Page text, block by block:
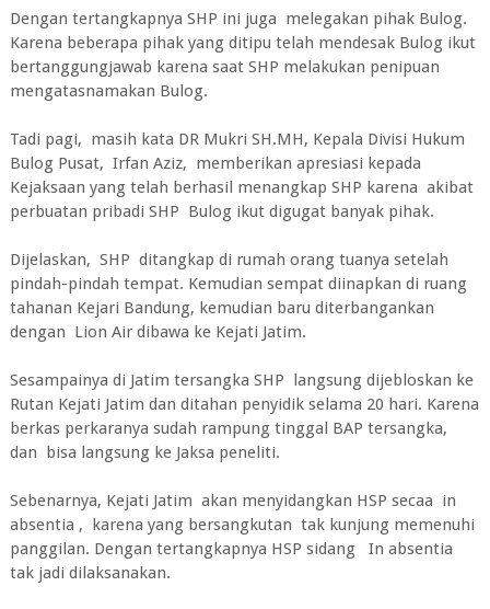
Dengan tertangkapnya SHP ini juga melegakan pihak Bulog.
Karena beberapa pihak yang ditipu telah mendesak Bulog ikut
bertanggungjawab karena saat SHP melakukan penipuan
mengatasnamakan Bulog.
Tadi pagi, masih kata DR Mukri SH.MH, Kepala Divisi Hukum
Bulog Pusat, Irfan Aziz, memberikan apresiasi kepada
Kejaksaan yang telah berhasil menangkap SHP karena akibat
perbuatan pribadi SHP Bulog ikut digugat banyak pihak.
Dijelaskan, SHP ditangkap di rumah orang tuanya setelah
pindah-pindah tempat. Kemudian sempat diinapkan di ruang
tahanan Kejari Bandung, kemudian baru diterbangankan
dengan Lion Air dibawa ke Kejati Jatim.
Sesampainya di Jatim tersangka SHP langsung dijebloskan ke
Rutan Kejati Jatim dan ditahan penyidik selama 20 hari. Karena
berkas perkaranya sudah rampung tinggal BAP tersangka,
dan bisa langsung ke Jaksa peneliti.
Sebenarnya, Kejati Jatim akan menyidangkan HSP secaa in
absentia , karena yang bersangkutan tak kunjung memenuhi
panggilan. Dengan tertangkapnya HSP sidang In absentia
tak jadi dilaksanakan.